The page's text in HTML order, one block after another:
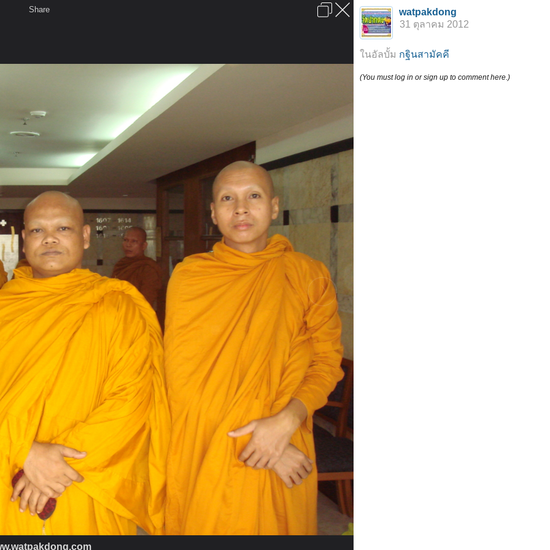
เข้าสู่ระบบหรือลงทะเบียน
เสียงธรรม สมาชิก ห้องสนทนา
ลงโฆษณา ติดต่อเรา ช่วยเหลือ หน้าหลัก
Share
watpakdong
31 ตุลาคม 2012
ในอัลบั้ม กฐินสามัคคี
(You must log in or sign up to comment here.)